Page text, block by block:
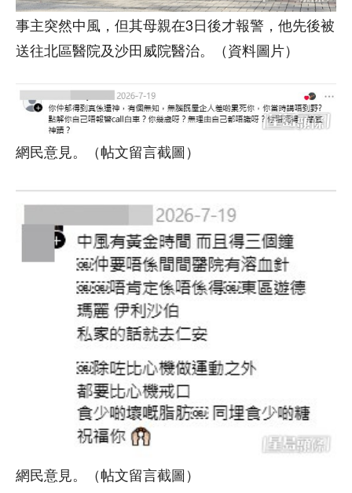
事主突然中風，但其母親在3日後才報警，他先後被
送往北區醫院及沙田威院醫治。（資料圖片）
網民意見。（帖文留言截圖）
網民意見。（帖文留言截圖）